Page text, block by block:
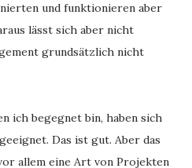
und funktionieren aber
lässt sich aber nicht
grundsätzlich nicht
ich begegnet bin, haben sich
Das ist gut. Aber das
allem eine Art von Projekten